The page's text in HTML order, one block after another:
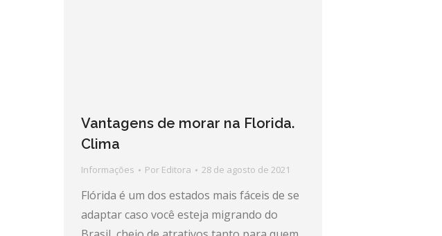
Vantagens de morar na Florida.
Clima
Informações Por Editora 28 de agosto de 2021
Flórida é um dos estados mais fáceis de se
adaptar caso você esteja migrando do